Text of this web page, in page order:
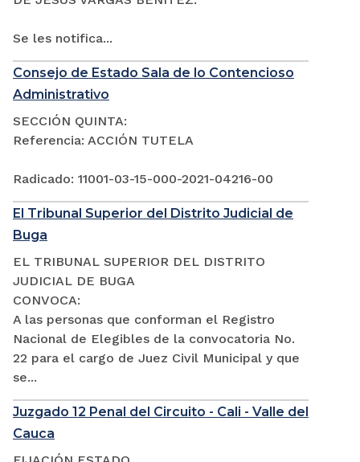
Se les notifica...
Consejo de Estado Sala de lo Contencioso
Administrativo
SECCIÓN QUINTA:
Referencia: ACCIÓN TUTELA
Radicado: 11001-03-15-000-2021-04216-00
El Tribunal Superior del Distrito Judicial de
Buga
EL TRIBUNAL SUPERIOR DEL DISTRITO
JUDICIAL DE BUGA
CONVOCA:
A las personas que conforman el Registro
Nacional de Elegibles de la convocatoria No.
22 para el cargo de Juez Civil Municipal y que
se...
Juzgado 12 Penal del Circuito - Cali - Valle del
Cauca